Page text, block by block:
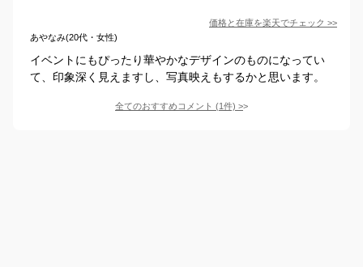
価格と在庫を楽天でチェック >>
あやなみ(20代・女性)
イベントにもぴったり華やかなデザインのものになってい
て、印象深く見えますし、写真映えもするかと思います。
全てのおすすめコメント (1件) >